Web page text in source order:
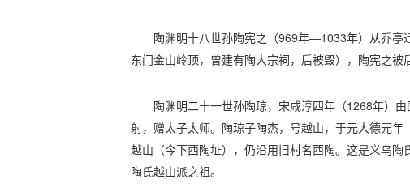
陶渊明十八世孙陶宪之（969年—1033年）从乔亭
东门金山岭顶，曾建有陶大宗祠，后被毁），陶宪之被
陶渊明二十一世孙陶琼，宋咸淳四年（1268年）
射，赠太子太师。陶琼子陶杰，号越山，于元大德元
越山（今下西陶址），仍沿用旧村名西陶。这是义乌陶
陶氏越山派之祖。